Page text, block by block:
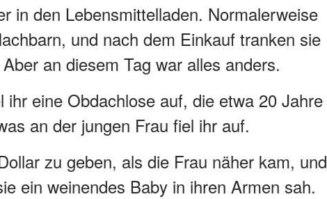
in den Lebensmittelladen. Normalerweise
und nach dem Einkauf tranken sie
an diesem Tag war alles anders.
ihr eine Obdachlose auf, die etwa 20 Jahre
an der jungen Frau fiel ihr auf.
zu geben, als die Frau näher kam, und
ein weinendes Baby in ihren Armen sah.